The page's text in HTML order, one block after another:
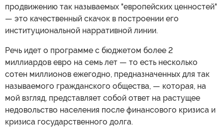
продвижению так называемых "европейских ценностей"
— это качественный скачок в построении его
институциональной нарративной линии.
Речь идет о программе с бюджетом более 2
миллиардов евро на семь лет — то есть несколько
сотен миллионов ежегодно, предназначенных для так
называемого гражданского общества, — которая, на
мой взгляд, представляет собой ответ на растущее
недовольство населения после финансового кризиса и
кризиса государственного долга.